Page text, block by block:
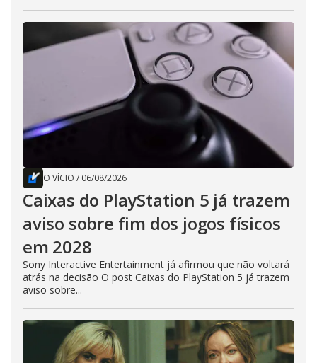
O VÍCIO / 06/08/2026
Caixas do PlayStation 5 já trazem
aviso sobre fim dos jogos físicos
em 2028
Sony Interactive Entertainment já afirmou que não voltará
atrás na decisão O post Caixas do PlayStation 5 já trazem
aviso sobre...